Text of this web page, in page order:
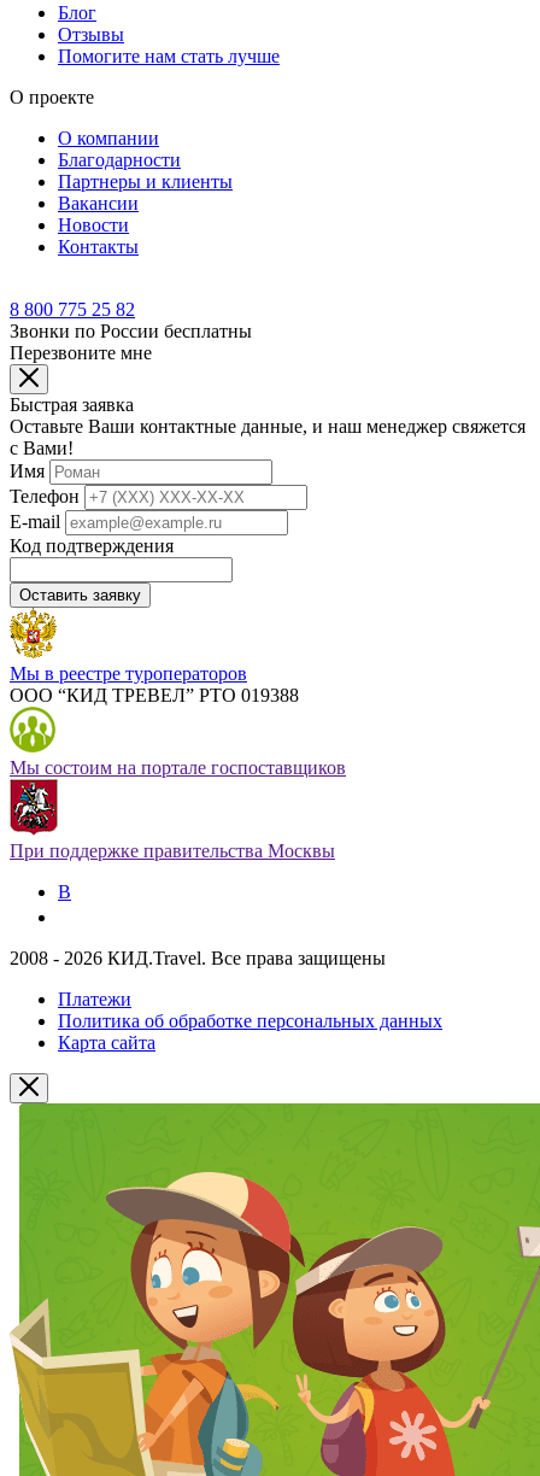
Блог
Отзывы
Помогите нам стать лучше
О проекте
О компании
Благодарности
Партнеры и клиенты
Вакансии
Новости
Контакты
8 800 775 25 82
Звонки по России бесплатны
Перезвоните мне
Быстрая заявка
Оставьте Ваши контактные данные, и наш менеджер свяжется
с Вами!
Имя
Телефон
E-mail
Код подтверждения
Оставить заявку
Мы в реестре туроператоров
ООО “КИД ТРЕВЕЛ” РТО 019388
Мы состоим на портале госпоставщиков
При поддержке правительства Москвы
В
2008 - 2026 КИД.Travel. Все права защищены
Платежи
Политика об обработке персональных данных
Карта сайта